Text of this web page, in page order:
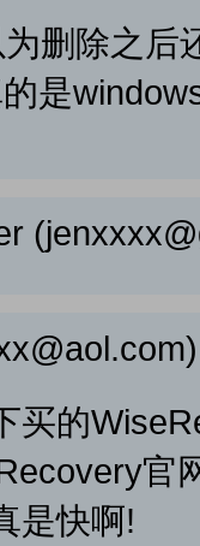
删除之后
是
买的
官
是快啊!